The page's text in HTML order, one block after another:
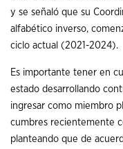
y se señaló que su
alfabético inverso,
ciclo actual (2021-2024).
Es importante tener en
estado desarrollando
ingresar como miembro
cumbres recientemente
planteando que de